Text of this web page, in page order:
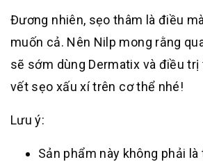
Đương nhiên, sẹo thâm là điều
muốn cả. Nên Nilp mong rằng
sẽ sớm dùng Dermatix và điều
vết sẹo xấu xí trên cơ thể nhé!
Lưu ý:
Sản phẩm này không phải